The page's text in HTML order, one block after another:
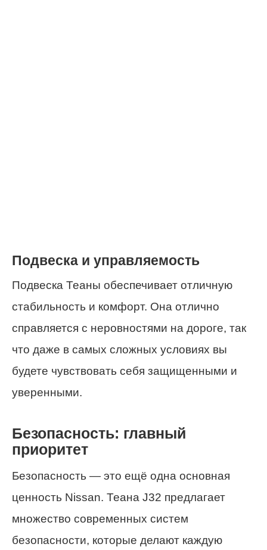
Подвеска и управляемость
Подвеска Теаны обеспечивает отличную
стабильность и комфорт. Она отлично
справляется с неровностями на дороге, так
что даже в самых сложных условиях вы
будете чувствовать себя защищенными и
уверенными.
Безопасность: главный
приоритет
Безопасность — это ещё одна основная
ценность Nissan. Теана J32 предлагает
множество современных систем
безопасности, которые делают каждую